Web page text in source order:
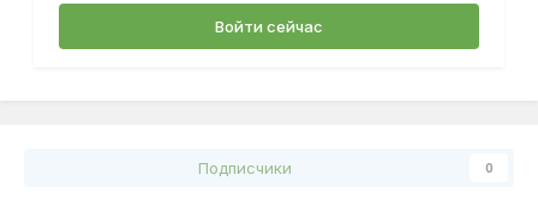
Войти сейчас
Подписчики 0